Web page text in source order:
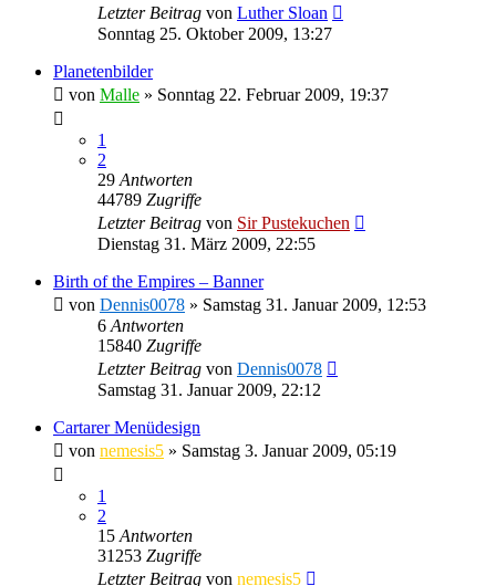
Letzter Beitrag von Luther Sloan
Sonntag 25. Oktober 2009, 13:27
Planetenbilder
von Malle » Sonntag 22. Februar 2009, 19:37
1
2
29 Antworten
44789 Zugriffe
Letzter Beitrag von Sir Pustekuchen
Dienstag 31. März 2009, 22:55
Birth of the Empires – Banner
von Dennis0078 » Samstag 31. Januar 2009, 12:53
6 Antworten
15840 Zugriffe
Letzter Beitrag von Dennis0078
Samstag 31. Januar 2009, 22:12
Cartarer Menüdesign
von nemesis5 » Samstag 3. Januar 2009, 05:19
1
2
15 Antworten
31253 Zugriffe
Letzter Beitrag von nemesis5